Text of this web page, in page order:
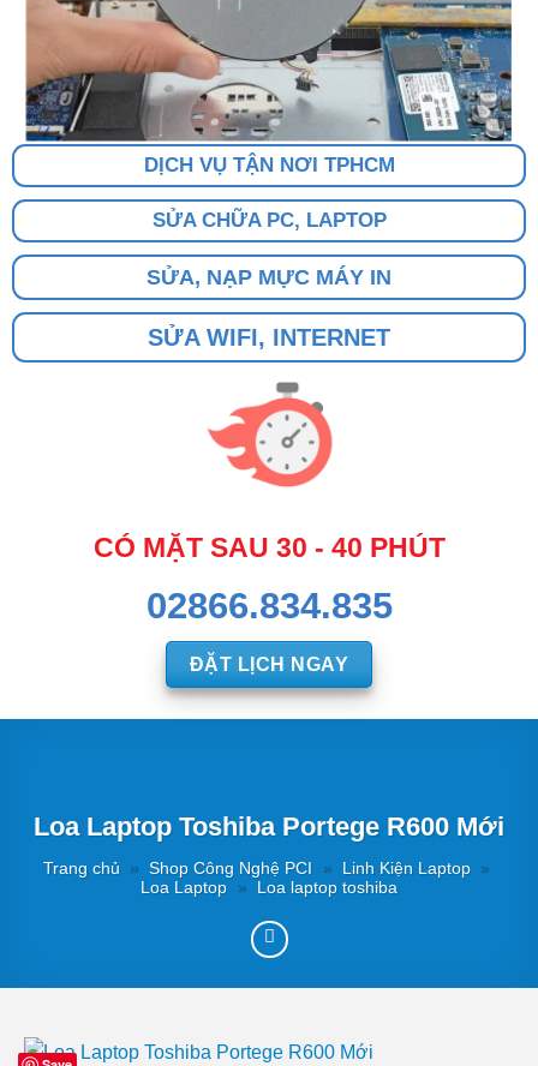
DỊCH VỤ TẬN NƠI TPHCM
SỬA CHỮA PC, LAPTOP
SỬA, NẠP MỰC MÁY IN
SỬA WIFI, INTERNET
CÓ MẶT SAU 30 - 40 PHÚT
02866.834.835
ĐẶT LỊCH NGAY
Loa Laptop Toshiba Portege R600 Mới
Trang chủ » Shop Công Nghệ PCI » Linh Kiện Laptop »
Loa Laptop
» Loa laptop toshiba